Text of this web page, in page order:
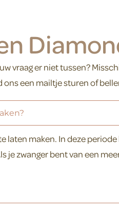
vraag er niet tussen?
een mailtje sturen of
laten maken. In deze
je zwanger bent van een